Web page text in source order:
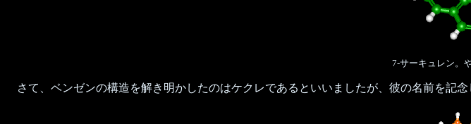
7-サーキュレン。
さて、ベンゼンの構造を解き明かしたのはケクレであるといいましたが、彼の名前を記